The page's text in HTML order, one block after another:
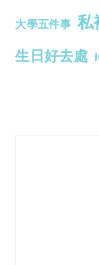
大學五件事 私
生日好去處